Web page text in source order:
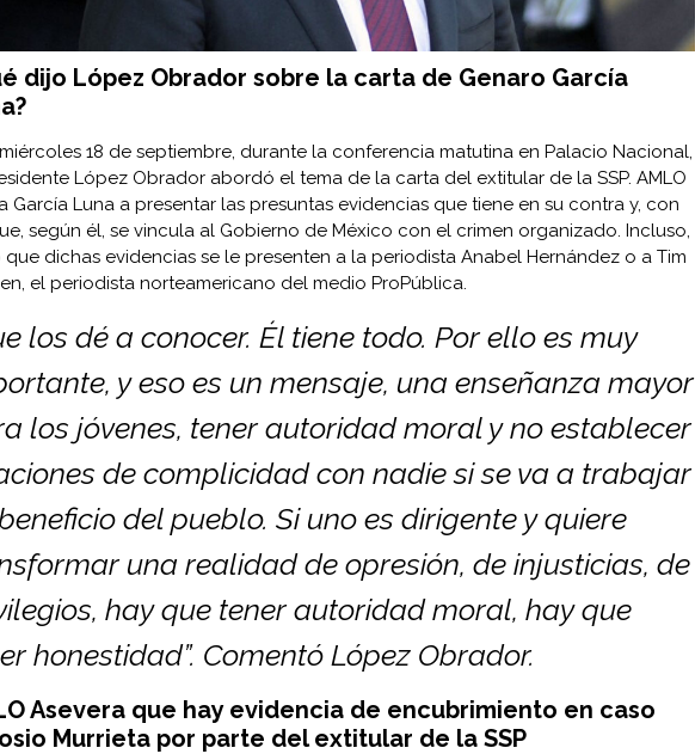
dijo López Obrador sobre la carta de Genaro García
18 de septiembre, durante la conferencia matutina en Palacio Nacional,
López Obrador abordó el tema de la carta del extitular de la SSP. AMLO
García Luna a presentar las presuntas evidencias que tiene en su contra y, con
según él, se vincula al Gobierno de México con el crimen organizado. Incluso,
dichas evidencias se le presenten a la periodista Anabel Hernández o a Tim
el periodista norteamericano del medio ProPública.
los dé a conocer. Él tiene todo. Por ello es muy
y eso es un mensaje, una enseñanza mayor
los jóvenes, tener autoridad moral y no establecer
de complicidad con nadie si se va a trabajar
del pueblo. Si uno es dirigente y quiere
una realidad de opresión, de injusticias, de
hay que tener autoridad moral, hay que
honestidad”. Comentó López Obrador.
Asevera que hay evidencia de encubrimiento en caso
Murrieta por parte del extitular de la SSP